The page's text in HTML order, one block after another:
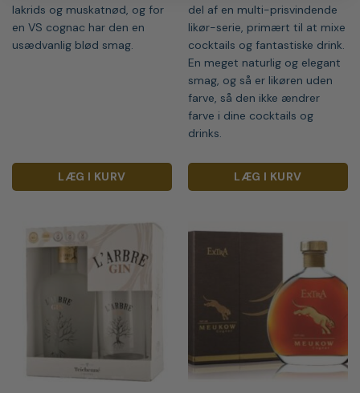
lakrids og muskatnød, og for
en VS cognac har den en
usædvanlig blød smag.
LÆG I KURV
del af en multi-prisvindende
likør-serie, primært til at mixe
cocktails og fantastiske drink.
En meget naturlig og elegant
smag, og så er likøren uden
farve, så den ikke ændrer
farve i dine cocktails og
drinks.
LÆG I KURV